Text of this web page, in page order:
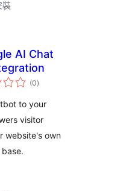
裝
AI Chat
(0總
評)
to your
visitor
website's own